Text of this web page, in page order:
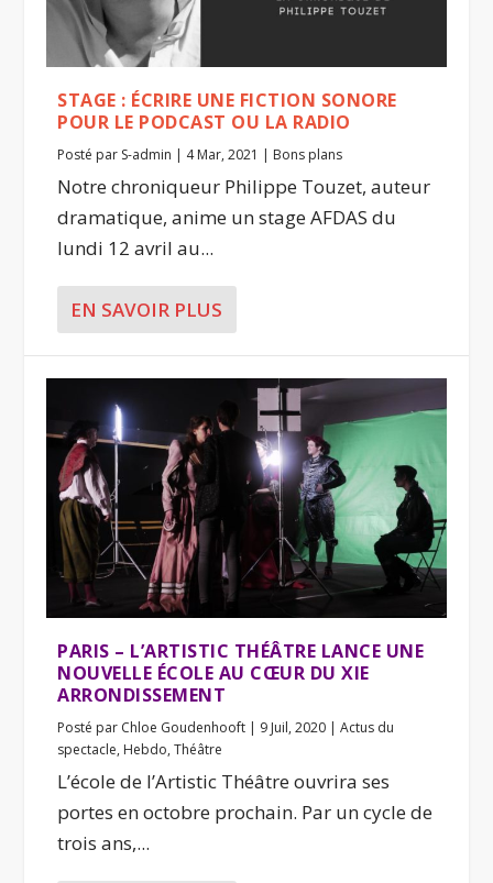
STAGE : ÉCRIRE UNE FICTION SONORE
POUR LE PODCAST OU LA RADIO
Posté par S-admin | 4 Mar, 2021 | Bons plans
Notre chroniqueur Philippe Touzet, auteur
dramatique, anime un stage AFDAS du
lundi 12 avril au...
EN SAVOIR PLUS
PARIS – L’ARTISTIC THÉÂTRE LANCE UNE
NOUVELLE ÉCOLE AU CŒUR DU XIE
ARRONDISSEMENT
Posté par Chloe Goudenhooft | 9 Juil, 2020 |Actus du
spectacle, Hebdo,Théâtre
L’école de l’Artistic Théâtre ouvrira ses
portes en octobre prochain. Par un cycle de
trois ans,...